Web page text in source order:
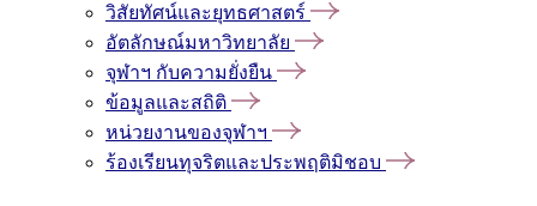
วิสัยทัศน์และยุทธศาสตร์
อัตลักษณ์มหาวิทยาลัย
จุฬาฯ กับความยั่งยืน
ข้อมูลและสถิติ
หน่วยงานของจุฬาฯ
ร้องเรียนทุจริตและประพฤติมิชอบ